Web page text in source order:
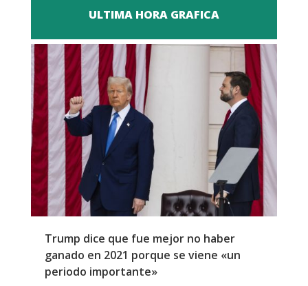
ULTIMA HORA GRAFICA
Trump dice que fue mejor no haber
ganado en 2021 porque se viene «un
periodo importante»